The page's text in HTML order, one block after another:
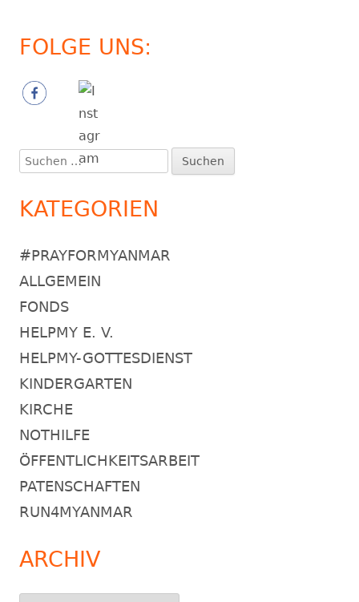
FOLGE UNS:
Suchen
nach:
KATEGORIEN
#PRAYFORMYANMAR
ALLGEMEIN
FONDS
HELPMY E. V.
HELPMY-GOTTESDIENST
KINDERGARTEN
KIRCHE
NOTHILFE
ÖFFENTLICHKEITSARBEIT
PATENSCHAFTEN
RUN4MYANMAR
ARCHIV